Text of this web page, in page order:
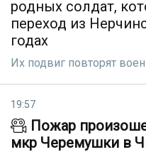
родных солдат,
переход из
годах
Их подвиг повторят
19:57
Пожар
мкр Черемушки в